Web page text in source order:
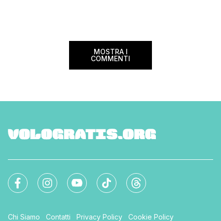
MOSTRA I
COMMENTI
Chi Siamo Contatti Privacy Policy Cookie Policy